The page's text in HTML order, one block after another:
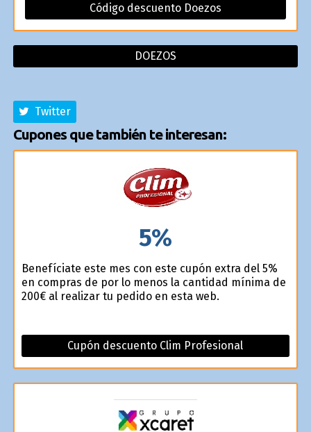
Código descuento Doezos
DOEZOS
Twitter
Cupones que también te interesan:
5%
Benefíciate este mes con este cupón extra del 5%
en compras de por lo menos la cantidad mínima de
200€ al realizar tu pedido en esta web.
Cupón descuento Clim Profesional